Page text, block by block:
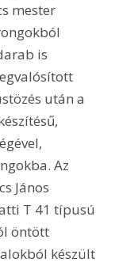
mester
is
után a
Az
János
T 41 típusú
öntött
készült